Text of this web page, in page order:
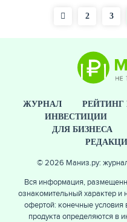
Страница
2 3
ЖУРНАЛ РЕЙТИНГ
ИНВЕСТИЦИИ
ДЛЯ БИЗНЕСА
© 2026 Маниз.ру:
Вся информация,
ознакомительный характер и
офертой: конечные условия
продукта определяются в